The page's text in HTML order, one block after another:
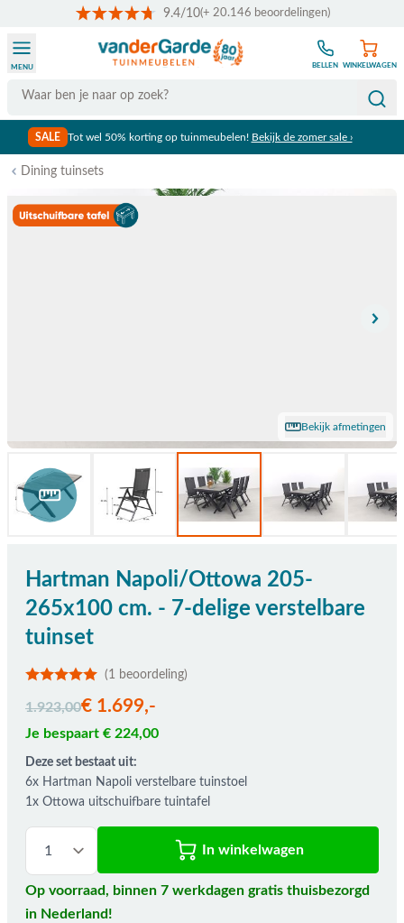
9.4/10(+ 20.146 beoordelingen)
Search
MENU BELLEN WINKELWAGEN
SALE Tot wel 50% korting op tuinmeubelen! Bekijk de zomer sale ›
Dining tuinsets
Bekijk afmetingen
Hartman Napoli/Ottowa 205-
265x100 cm. - 7-delige verstelbare
tuinset
(1 beoordeling)
1.923,00€ 1.699,-
Je bespaart € 224,00
Deze set bestaat uit:
6x Hartman Napoli verstelbare tuinstoel
1x Ottowa uitschuifbare tuintafel
In winkelwagen
Op voorraad, binnen 7 werkdagen gratis thuisbezorgd
in Nederland!